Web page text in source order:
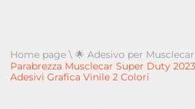
Home page \ 🌟 Adesivo per Musclecar
Parabrezza Musclecar Super Duty
Adesivi Grafica Vinile 2 Colori